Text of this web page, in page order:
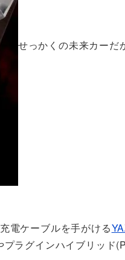
せっかくの未来カーだ
電ケーブルを手がける
ラグインハイブリッド